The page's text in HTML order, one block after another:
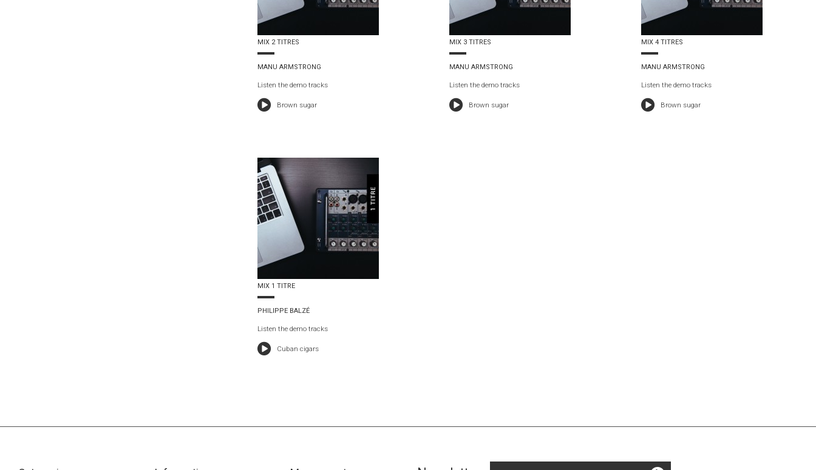
MIX 2 TITRES
MANU ARMSTRONG
Listen the demo tracks
Brown sugar
MIX 3 TITRES
MANU ARMSTRONG
Listen the demo tracks
Brown sugar
MIX 4 TITRES
MANU ARMSTRONG
Listen the demo tracks
Brown sugar
MIX 1 TITRE
PHILIPPE BALZÉ
Listen the demo tracks
Cuban cigars